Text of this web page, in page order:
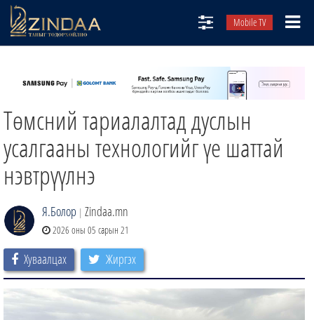
Mobile TV
ТВ8
ӨГЛӨӨНИЙ СОНИН
ЗИНДАА СЭТГҮҮЛ
Төмсний тариалалтад дуслын
усалгааны технологийг үе шаттай
нэвтрүүлнэ
Я.Болор | Zindaa.mn
2026 оны 05 сарын 21
Хуваалцах Жиргэх